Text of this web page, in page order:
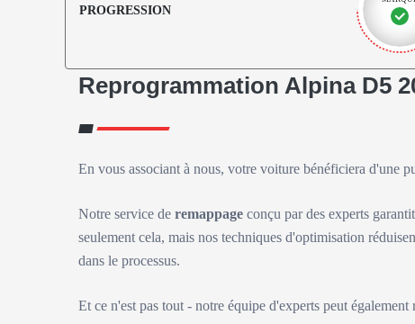
PROGRESSION
Reprogrammation Alpina D5
En vous associant à nous, votre voiture bénéficiera d'une
Notre service de remappage conçu par des experts
seulement cela, mais nos techniques d'optimisation
dans le processus.
Et ce n'est pas tout - notre équipe d'experts peut